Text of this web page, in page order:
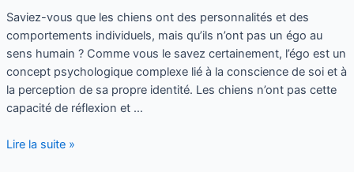
Saviez-vous que les chiens ont des personnalités et des
comportements individuels, mais qu’ils n’ont pas un égo au
sens humain ? Comme vous le savez certainement, l’égo est un
concept psychologique complexe lié à la conscience de soi et à
la perception de sa propre identité. Les chiens n’ont pas cette
capacité de réflexion et …
Lire la suite »